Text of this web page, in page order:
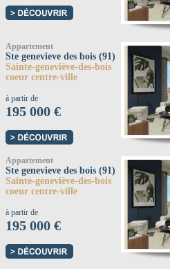
Appartement
Ste genevieve des bois (91)
Sainte-geneviève-des-bois
coeur centre-ville
à partir de
195 000 €
Appartement
Ste genevieve des bois (91)
Sainte-geneviève-des-bois
coeur centre-ville
à partir de
195 000 €